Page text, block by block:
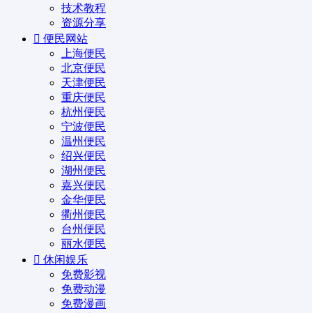
技术教程
资源分享
便民网站
上海便民
北京便民
天津便民
重庆便民
杭州便民
宁波便民
温州便民
绍兴便民
湖州便民
嘉兴便民
金华便民
衢州便民
台州便民
丽水便民
休闲娱乐
免费影视
免费动漫
免费漫画